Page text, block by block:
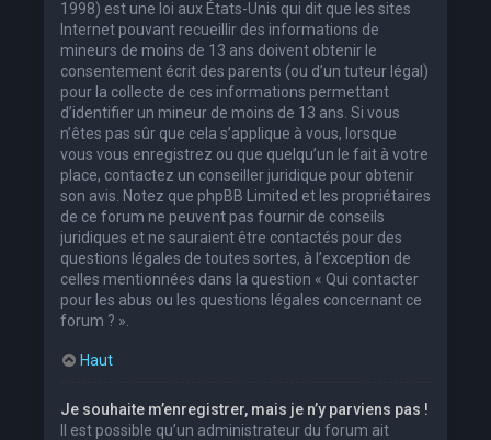
1998) est une loi aux États-Unis qui dit que les sites
Internet pouvant recueillir des informations de
mineurs de moins de 13 ans doivent obtenir le
consentement écrit des parents (ou d’un tuteur légal)
pour la collecte de ces informations permettant
d’identifier un mineur de moins de 13 ans. Si vous
n’êtes pas sûr que cela s’applique à vous, lorsque
vous vous enregistrez ou que quelqu’un le fait à votre
place, contactez un conseiller juridique pour obtenir
son avis. Notez que phpBB Limited et les propriétaires
de ce forum ne peuvent pas fournir de conseils
juridiques et ne sauraient être contactés pour des
questions légales de toutes sortes, à l’exception de
celles mentionnées dans la question « Qui contacter
pour les abus ou les questions légales concernant ce
forum ? ».
Haut
Je souhaite m’enregistrer, mais je n’y parviens pas !
Il est possible qu’un administrateur du forum ait